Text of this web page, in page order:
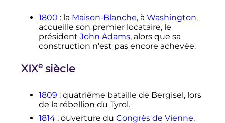
1800 : la Maison-Blanche, à Washington,
accueille son premier locataire, le
président John Adams, alors que sa
construction n'est pas encore achevée.
XIXe siècle
1809 : quatrième bataille de Bergisel, lors
de la rébellion du Tyrol.
1814 : ouverture du Congrès de Vienne.